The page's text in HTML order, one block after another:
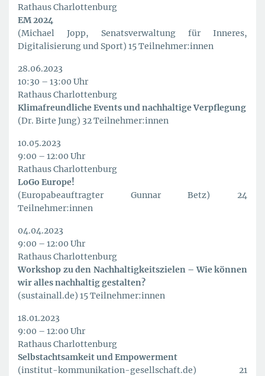
Rathaus Charlottenburg
EM 2024
(Michael Jopp, Senatsverwaltung für Inneres,
Digitalisierung und Sport) 15 Teilnehmer:innen
28.06.2023
10:30 – 13:00 Uhr
Rathaus Charlottenburg
Klimafreundliche Events und nachhaltige Verpflegung
(Dr. Birte Jung) 32 Teilnehmer:innen
10.05.2023
9:00 – 12:00 Uhr
Rathaus Charlottenburg
LoGo Europe!
(Europabeauftragter Gunnar Betz) 24
Teilnehmer:innen
04.04.2023
9:00 – 12:00 Uhr
Rathaus Charlottenburg
Workshop zu den Nachhaltigkeitszielen – Wie können
wir alles nachhaltig gestalten?
(sustainall.de) 15 Teilnehmer:innen
18.01.2023
9:00 – 12:00 Uhr
Rathaus Charlottenburg
Selbstachtsamkeit und Empowerment
(institut-kommunikation-gesellschaft.de) 21